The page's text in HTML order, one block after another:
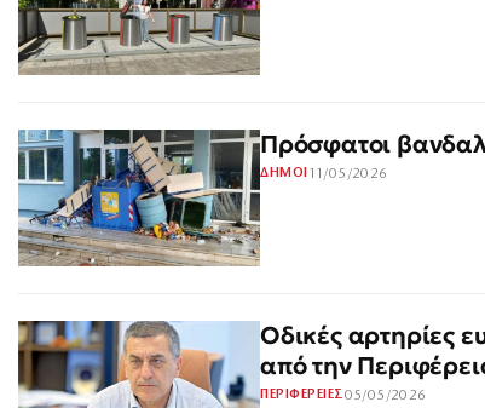
Πρόσφατοι
ΔΗΜΟΙ11/05/2026
Οδικές αρτηρίες
από την
ΠΕΡΙΦΕΡΕΙΕΣ05/05/2026